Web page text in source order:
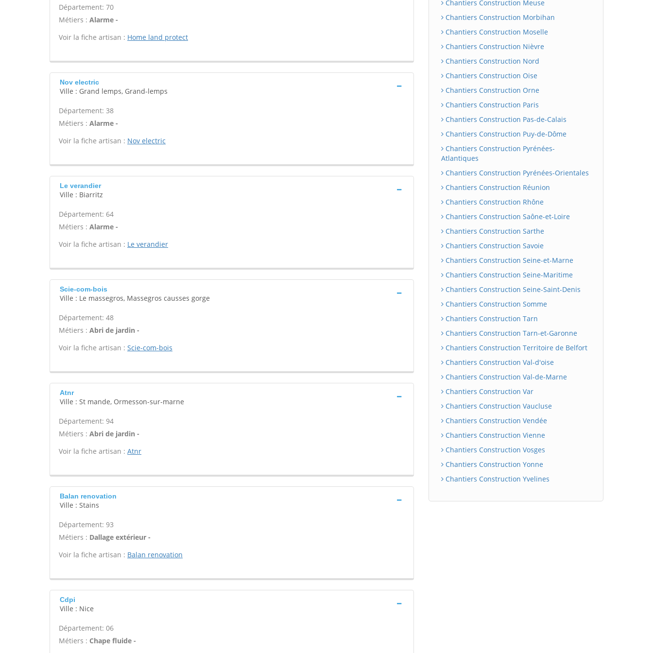
Département: 70
Métiers : Alarme -
Voir la fiche artisan : Home land protect
Nov electric
Ville : Grand lemps, Grand-lemps
Département: 38
Métiers : Alarme -
Voir la fiche artisan : Nov electric
Le verandier
Ville : Biarritz
Département: 64
Métiers : Alarme -
Voir la fiche artisan : Le verandier
Scie-com-bois
Ville : Le massegros, Massegros causses gorge
Département: 48
Métiers : Abri de jardin -
Voir la fiche artisan : Scie-com-bois
Atnr
Ville : St mande, Ormesson-sur-marne
Département: 94
Métiers : Abri de jardin -
Voir la fiche artisan : Atnr
Balan renovation
Ville : Stains
Département: 93
Métiers : Dallage extérieur -
Voir la fiche artisan : Balan renovation
Cdpi
Ville : Nice
Département: 06
Métiers : Chape fluide -
Chantiers Construction Meuse
Chantiers Construction Morbihan
Chantiers Construction Moselle
Chantiers Construction Nièvre
Chantiers Construction Nord
Chantiers Construction Oise
Chantiers Construction Orne
Chantiers Construction Paris
Chantiers Construction Pas-de-Calais
Chantiers Construction Puy-de-Dôme
Chantiers Construction Pyrénées-
Atlantiques
Chantiers Construction Pyrénées-Orientales
Chantiers Construction Réunion
Chantiers Construction Rhône
Chantiers Construction Saône-et-Loire
Chantiers Construction Sarthe
Chantiers Construction Savoie
Chantiers Construction Seine-et-Marne
Chantiers Construction Seine-Maritime
Chantiers Construction Seine-Saint-Denis
Chantiers Construction Somme
Chantiers Construction Tarn
Chantiers Construction Tarn-et-Garonne
Chantiers Construction Territoire de Belfort
Chantiers Construction Val-d'oise
Chantiers Construction Val-de-Marne
Chantiers Construction Var
Chantiers Construction Vaucluse
Chantiers Construction Vendée
Chantiers Construction Vienne
Chantiers Construction Vosges
Chantiers Construction Yonne
Chantiers Construction Yvelines